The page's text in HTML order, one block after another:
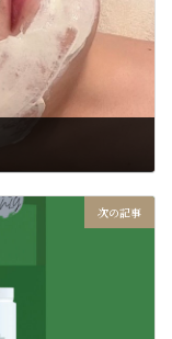
次の記事